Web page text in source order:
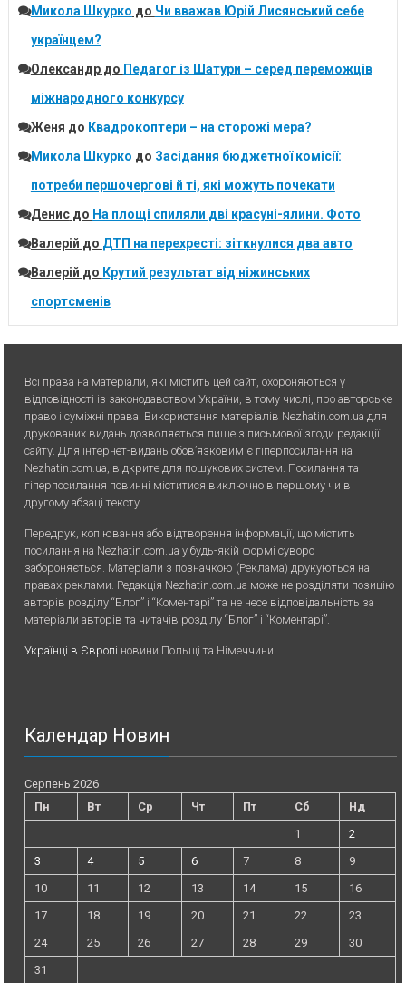
Микола Шкурко до Чи вважав Юрій Лисянський себе
українцем?
Олександрдо Педагог із Шатури – серед переможців
міжнародного конкурсу
Женя до Квадрокоптери – на сторожі мера?
Микола Шкурко до Засідання бюджетної комісії:
потреби першочергові й ті, які можуть почекати
Денисдо На площі спиляли дві красуні-ялини. Фото
Валерій до ДТП на перехресті: зіткнулися два авто
Валерій до Крутий результат від ніжинських
спортсменів
Всі права на матеріали, які містить цей сайт, охороняються у
відповідності із законодавством України, в тому числі, про авторське
право і суміжні права. Використання матерiалiв Nezhatin.com.ua для
друкованих видань дозволяється лише з письмової згоди редакції
сайту. Для iнтернет-видань обов’язковим є гiперпосилання на
Nezhatin.com.ua, відкрите для пошукових систем. Посилання та
гіперпосилання повинні міститися виключно в першому чи в
другому абзаці тексту.
Передрук, копiювання або вiдтворення iнформацiї, що мiстить
посилання на Nezhatin.com.ua у будь-якiй формi суворо
забороняється. Матеріали з позначкою (Реклама) друкуються на
правах реклами. Редакція Nezhatin.com.ua може не розділяти позицію
авторів розділу “Блог” і “Коментарі” та не несе відповідальність за
матеріали авторів та читачів розділу “Блог” і “Коментарі”.
Українці в Європі новини Польщі та Німеччини
Календар Новин
Серпень 2026
Пн
Вт Ср Чт Пт Сб
Нд
1
2
3
4 5 6 7 8
9
10
11 12 13 14 15
16
17
18 19 20 21 22
23
24
25 26 27 28 29
30
31